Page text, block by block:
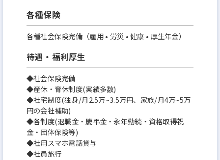
各種保険
各種社会保険完備（雇用 • 労災 • 健康 • 厚生年金）
待遇・福利厚生
◆社会保険完備
◆産休・育休制度(実績多数)
◆社宅制度(独身/月2.5万~3.5万円、家族/月4万~5万
円の会社補助)
◆各制度(退職金・慶弔金・永年勤続・資格取得祝
金・団体保険等)
◆社用スマホ電話貸与
◆社員旅行